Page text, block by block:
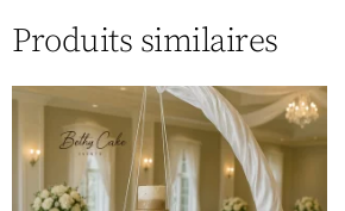
Produits similaires